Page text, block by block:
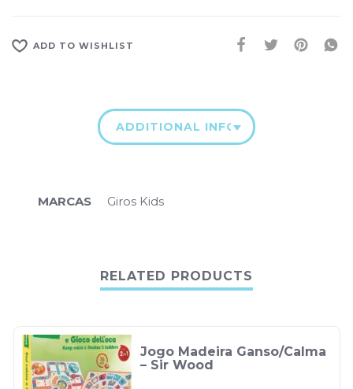
ADD TO WISHLIST
ADDITIONAL INFORMATION
MARCAS Giros Kids
RELATED PRODUCTS
Jogo Madeira Ganso/Calma
– Sir Wood